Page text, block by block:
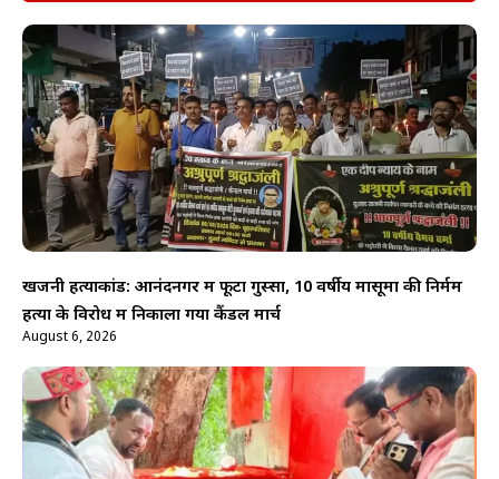
खजनी हत्याकांड: आनंदनगर में फूटा गुस्सा, 10 वर्षीय मासूमों की निर्मम
हत्या के विरोध में निकाला गया कैंडल मार्च
August 6, 2026